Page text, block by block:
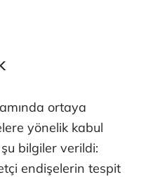
ortaya
yönelik kabul
bilgiler verildi:
endişelerin tespit